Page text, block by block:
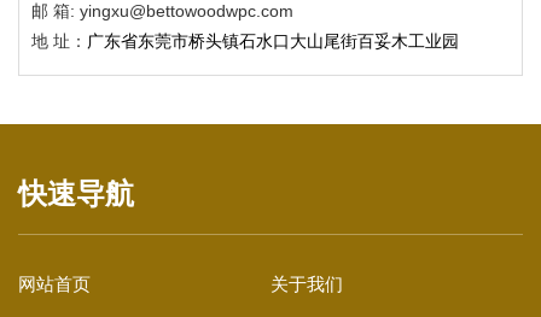
响堂山4A级风景区塑木应用
邮 箱: yingxu@bettowoodwpc.com
地 址： 广东省东莞市桥头镇石水口大山尾街百妥木工业园
快速导航
网站首页 关于我们